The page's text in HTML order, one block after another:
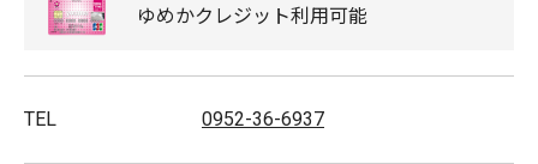
ゆめかクレジット利用可能
TEL 0952-36-6937